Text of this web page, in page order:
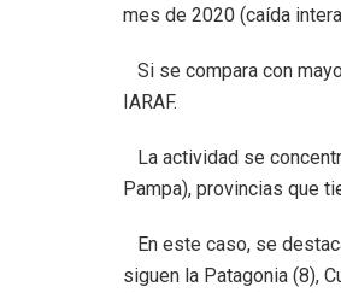
mes de 2020 (caída
Si se compara con
IARAF.
La actividad se
Pampa), provincias que
En este caso, se
siguen la Patagonia (8),